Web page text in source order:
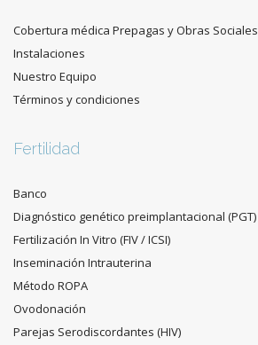
Cobertura médica Prepagas y Obras Sociales
Instalaciones
Nuestro Equipo
Términos y condiciones
Fertilidad
Banco
Diagnóstico genético preimplantacional (PGT)
Fertilización In Vitro (FIV / ICSI)
Inseminación Intrauterina
Método ROPA
Ovodonación
Parejas Serodiscordantes (HIV)